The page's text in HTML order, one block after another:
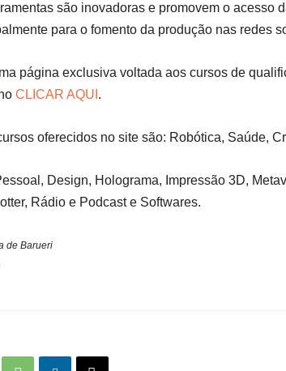
são inovadoras e promovem o acesso
para o fomento da produção nas redes
página exclusiva voltada aos cursos de
CLICAR AQUI .
oferecidos no site são: Robótica, Saúde,
Design, Holograma, Impressão 3D,
Rádio e Podcast e Softwares.
de Barueri